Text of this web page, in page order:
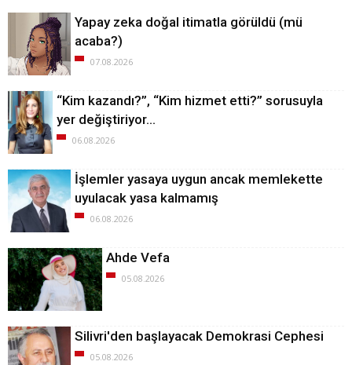
Yapay zeka doğal itimatla görüldü (mü
acaba?)
07.08.2026
“Kim kazandı?”, “Kim hizmet etti?” sorusuyla
yer değiştiriyor…
06.08.2026
İşlemler yasaya uygun ancak memlekette
uyulacak yasa kalmamış
06.08.2026
Ahde Vefa
05.08.2026
Silivri'den başlayacak Demokrasi Cephesi
05.08.2026